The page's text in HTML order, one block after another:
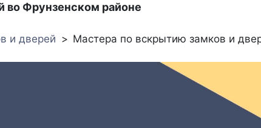
во Фрунзенском районе
и дверей Мастера по вскрытию замков и